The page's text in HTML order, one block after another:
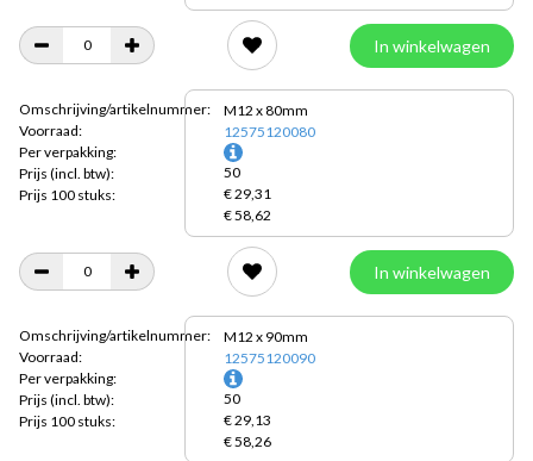
In winkelwagen
Omschrijving/artikelnummer:
Voorraad:
Per verpakking:
Prijs (incl. btw):
Prijs 100 stuks:
M12 x 80mm
12575120080
50
€ 29,31
€ 58,62
In winkelwagen
Omschrijving/artikelnummer:
Voorraad:
Per verpakking:
Prijs (incl. btw):
Prijs 100 stuks:
M12 x 90mm
12575120090
50
€ 29,13
€ 58,26